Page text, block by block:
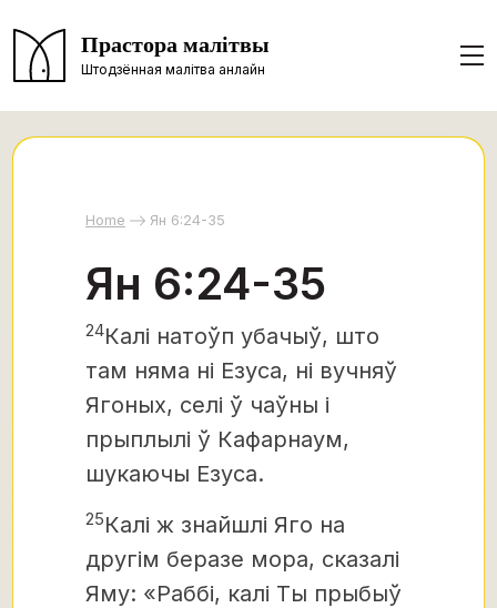
Прастора малітвы
Штодзённая малітва анлайн
Home Ян 6:24-35
Ян 6:24-35
24Калі натоўп убачыў, што
там няма ні Езуса, ні вучняў
Ягоных, селі ў чаўны і
прыплылі ў Кафарнаум,
шукаючы Езуса.
25Калі ж знайшлі Яго на
другім беразе мора, сказалі
Яму: «Раббі, калі Ты прыбыў